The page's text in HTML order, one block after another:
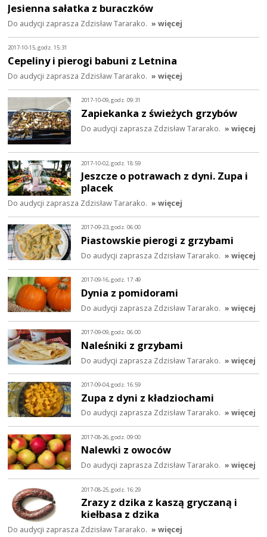
Jesienna sałatka z buraczków
Do audycji zaprasza Zdzisław Tararako. » więcej
2017-10-15, godz. 15:31
Cepeliny i pierogi babuni z Letnina
Do audycji zaprasza Zdzisław Tararako. » więcej
2017-10-09, godz. 09:31
Zapiekanka z świeżych grzybów
Do audycji zaprasza Zdzisław Tararako. » więcej
2017-10-02, godz. 18:59
Jeszcze o potrawach z dyni. Zupa i
placek
Do audycji zaprasza Zdzisław Tararako. » więcej
2017-09-23, godz. 06:00
Piastowskie pierogi z grzybami
Do audycji zaprasza Zdzisław Tararako. » więcej
2017-09-16, godz. 17:49
Dynia z pomidorami
Do audycji zaprasza Zdzisław Tararako. » więcej
2017-09-09, godz. 06:00
Naleśniki z grzybami
Do audycji zaprasza Zdzisław Tararako. » więcej
2017-09-04, godz. 16:59
Zupa z dyni z kładziochami
Do audycji zaprasza Zdzisław Tararako. » więcej
2017-08-26, godz. 09:00
Nalewki z owoców
Do audycji zaprasza Zdzisław Tararako. » więcej
2017-08-25, godz. 16:29
Zrazy z dzika z kaszą gryczaną i
kiełbasa z dzika
Do audycji zaprasza Zdzisław Tararako. » więcej